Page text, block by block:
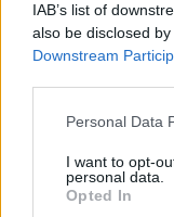
IAB’s list of
also be disclosed
Downstream
Please note that
not limited to your
grant or deny
use your data for
Personal Data
I want to opt-
personal data.
Opted In